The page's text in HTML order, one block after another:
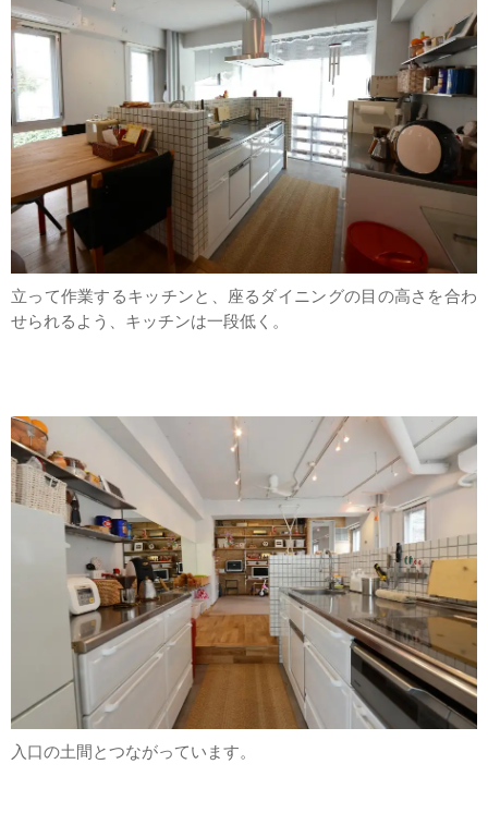
立って作業するキッチンと、座るダイニングの目の高さを合わ
せられるよう、キッチンは一段低く。
入口の土間とつながっています。